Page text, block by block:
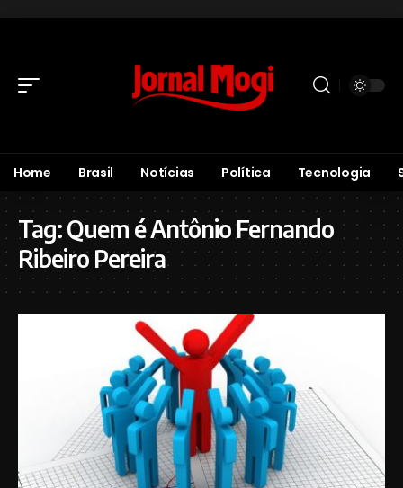
Home Brasil Notícias Política Tecnologia
Tag:Quem é Antônio Fernando
Ribeiro Pereira